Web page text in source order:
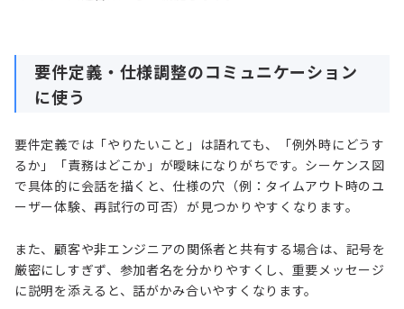
要件定義・仕様調整のコミュニケーション
に使う
要件定義では「やりたいこと」は語れても、「例外時にどうす
るか」「責務はどこか」が曖昧になりがちです。シーケンス図
で具体的に会話を描くと、仕様の穴（例：タイムアウト時のユ
ーザー体験、再試行の可否）が見つかりやすくなります。
また、顧客や非エンジニアの関係者と共有する場合は、記号を
厳密にしすぎず、参加者名を分かりやすくし、重要メッセージ
に説明を添えると、話がかみ合いやすくなります。